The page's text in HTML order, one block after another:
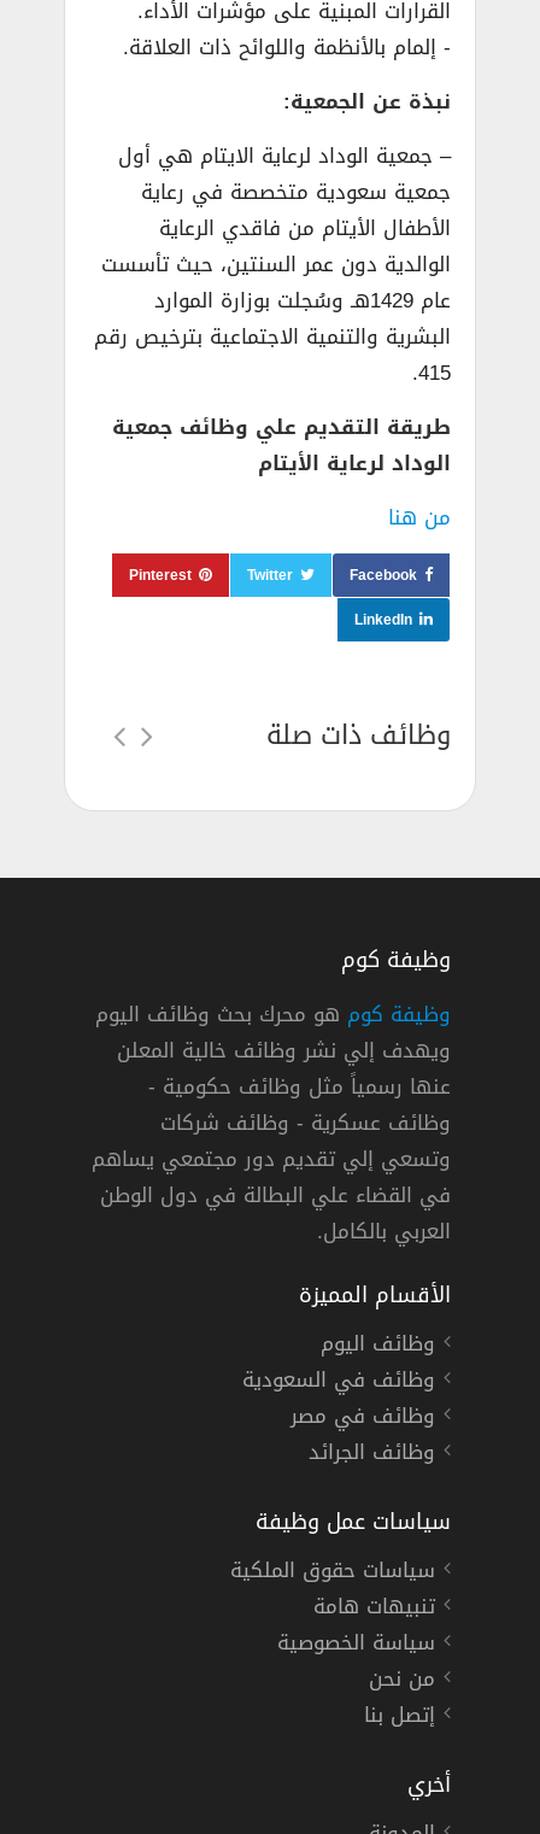
القرارات المبنية على مؤشرات الأداء.
­- إلمام بالأنظمة واللوائح ذات العلاقة.
نبذة عن الجمعية:
– جمعية الوداد لرعاية الايتام هي أول
جمعية سعودية متخصصة في رعاية
الأطفال الأيتام من فاقدي الرعاية
الوالدية دون عمر السنتين، حيث تأسست
عام 1429هـ وسُجلت بوزارة الموارد
البشرية والتنمية الاجتماعية بترخيص رقم
415.
طريقة التقديم علي وظائف جمعية
الوداد لرعاية الأيتام
من هنا
Facebook
Twitter
Pinterest
LinkedIn
وظائف ذات صلة
في الهيئة العامة للإحصاء بالرياض
دوام كامل
وظيفة كوم
وظيفة كوم هو محرك بحث وظائف اليوم
ويهدف إلي نشر وظائف خالية المعلن
عنها رسمياً مثل وظائف حكومية -
وظائف عسكرية - وظائف شركات
وتسعي إلي تقديم دور مجتمعي يساهم
في القضاء علي البطالة في دول الوطن
العربي بالكامل.
الأقسام المميزة
وظائف اليوم
وظائف في السعودية
وظائف في مصر
وظائف الجرائد
سياسات عمل وظيفة
سياسات حقوق الملكية
تنبيهات هامة
سياسة الخصوصية
من نحن
إتصل بنا
أخري